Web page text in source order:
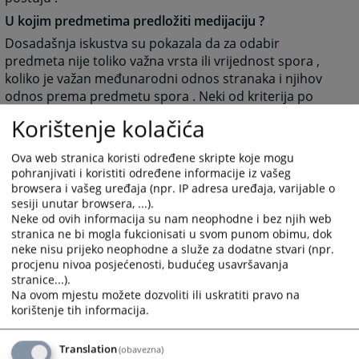
U kojim predmetima predložiti medijaciju ?
Dosadašnja iskustva su pokazala da za odabir
predmeta nije toliko važna vrsta ili vrijednost spora ,
koliko je važan međunarodni odnos stranaka i njihov
odnos prema predmetu spora . Neki od kriterija po
medijaciju su : 1) stranke imaju pravo raspolaganja
onim što je predmet spora , 2) pokazana spremnost
stranaka za pregovore i postizanje konsenzusa , 3)
očekivanja i želje stranaka su drugačije od onoga štp bi
bilo određeno sudskom odlukom ,4) hitnost rješavanja
spora ili za,or stranaka od trajanja sudskog postupka ,
5) visoki troškovi sudskog postupka u poređenju sa
troškovima medijacije , 6) raniji dobri odnosi između
stranaka ili upućenost stranaka na buduću suradnju ,
7) strankama je važna povjerljivost u vezi sa
predmetom spora .
Kada sudija strankama može predložiti medijaciju ?
Sudija može predložiti postupak medijacije strankama
Korištenje kolačića
Ova web stranica koristi određene skripte koje mogu
pohranjivati i koristiti određene informacije iz vašeg
browsera i vašeg uređaja (npr. IP adresa uređaja, varijable o
sesiji unutar browsera, ...).
Neke od ovih informacija su nam neophodne i bez njih web
stranica ne bi mogla fukcionisati u svom punom obimu, dok
neke nisu prijeko neophodne a služe za dodatne stvari (npr.
procjenu nivoa posjećenosti, budućeg usavršavanja
stranice...).
Na ovom mjestu možete dozvoliti ili uskratiti pravo na
korištenje tih informacija.
Translation(obavezna)